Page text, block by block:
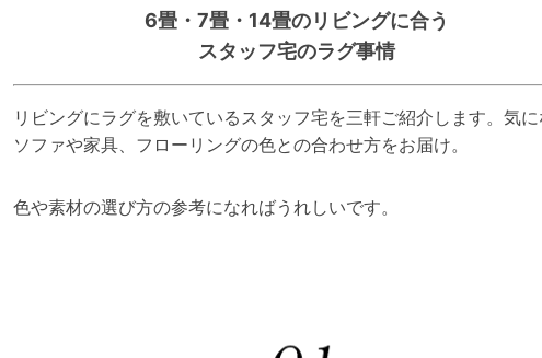
6畳・7畳・14畳のリビングに合う
スタッフ宅のラグ事情
リビングにラグを敷いているスタッフ宅を三軒ご紹介します。気
ソファや家具、フローリングの色との合わせ方をお届け。
色や素材の選び方の参考になればうれしいです。